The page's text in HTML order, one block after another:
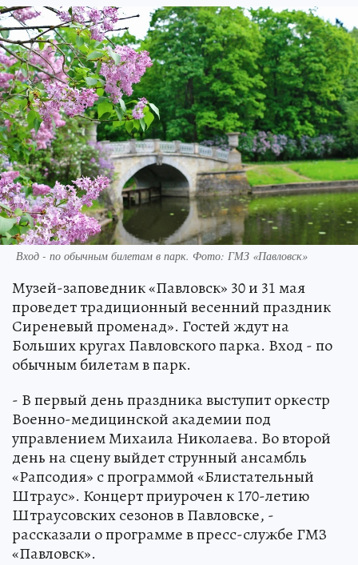
Вход - по обычным билетам в парк. Фото: ГМЗ «Павловск»
Музей-заповедник «Павловск» 30 и 31 мая
проведет традиционный весенний праздник
Сиреневый променад». Гостей ждут на
Больших кругах Павловского парка. Вход - по
обычным билетам в парк.
- В первый день праздника выступит оркестр
Военно-медицинской академии под
управлением Михаила Николаева. Во второй
день на сцену выйдет струнный ансамбль
«Рапсодия» с программой «Блистательный
Штраус». Концерт приурочен к 170-летию
Штраусовских сезонов в Павловске, -
рассказали о программе в пресс-службе ГМЗ
«Павловск».